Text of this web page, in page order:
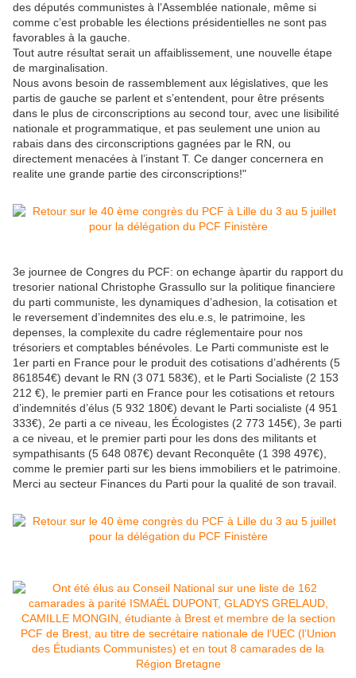
des députés communistes à l’Assemblée nationale, même si
comme c’est probable les élections présidentielles ne sont pas
favorables à la gauche.
Tout autre résultat serait un affaiblissement, une nouvelle étape
de marginalisation.
Nous avons besoin de rassemblement aux législatives, que les
partis de gauche se parlent et s’entendent, pour être présents
dans le plus de circonscriptions au second tour, avec une lisibilité
nationale et programmatique, et pas seulement une union au
rabais dans des circonscriptions gagnées par le RN, ou
directement menacées à l’instant T. Ce danger concernera en
realite une grande partie des circonscriptions!"
3e journee de Congres du PCF: on echange àpartir du rapport du
tresorier national Christophe Grassullo sur la politique financiere
du parti communiste, les dynamiques d’adhesion, la cotisation et
le reversement d’indemnites des elu.e.s, le patrimoine, les
depenses, la complexite du cadre réglementaire pour nos
trésoriers et comptables bénévoles. Le Parti communiste est le
1er parti en France pour le produit des cotisations d’adhérents (5
861854€) devant le RN (3 071 583€), et le Parti Socialiste (2 153
212 €), le premier parti en France pour les cotisations et retours
d’indemnités d’élus (5 932 180€) devant le Parti socialiste (4 951
333€), 2e parti a ce niveau, les Écologistes (2 773 145€), 3e parti
a ce niveau, et le premier parti pour les dons des militants et
sympathisants (5 648 087€) devant Reconquête (1 398 497€),
comme le premier parti sur les biens immobiliers et le patrimoine.
Merci au secteur Finances du Parti pour la qualité de son travail.